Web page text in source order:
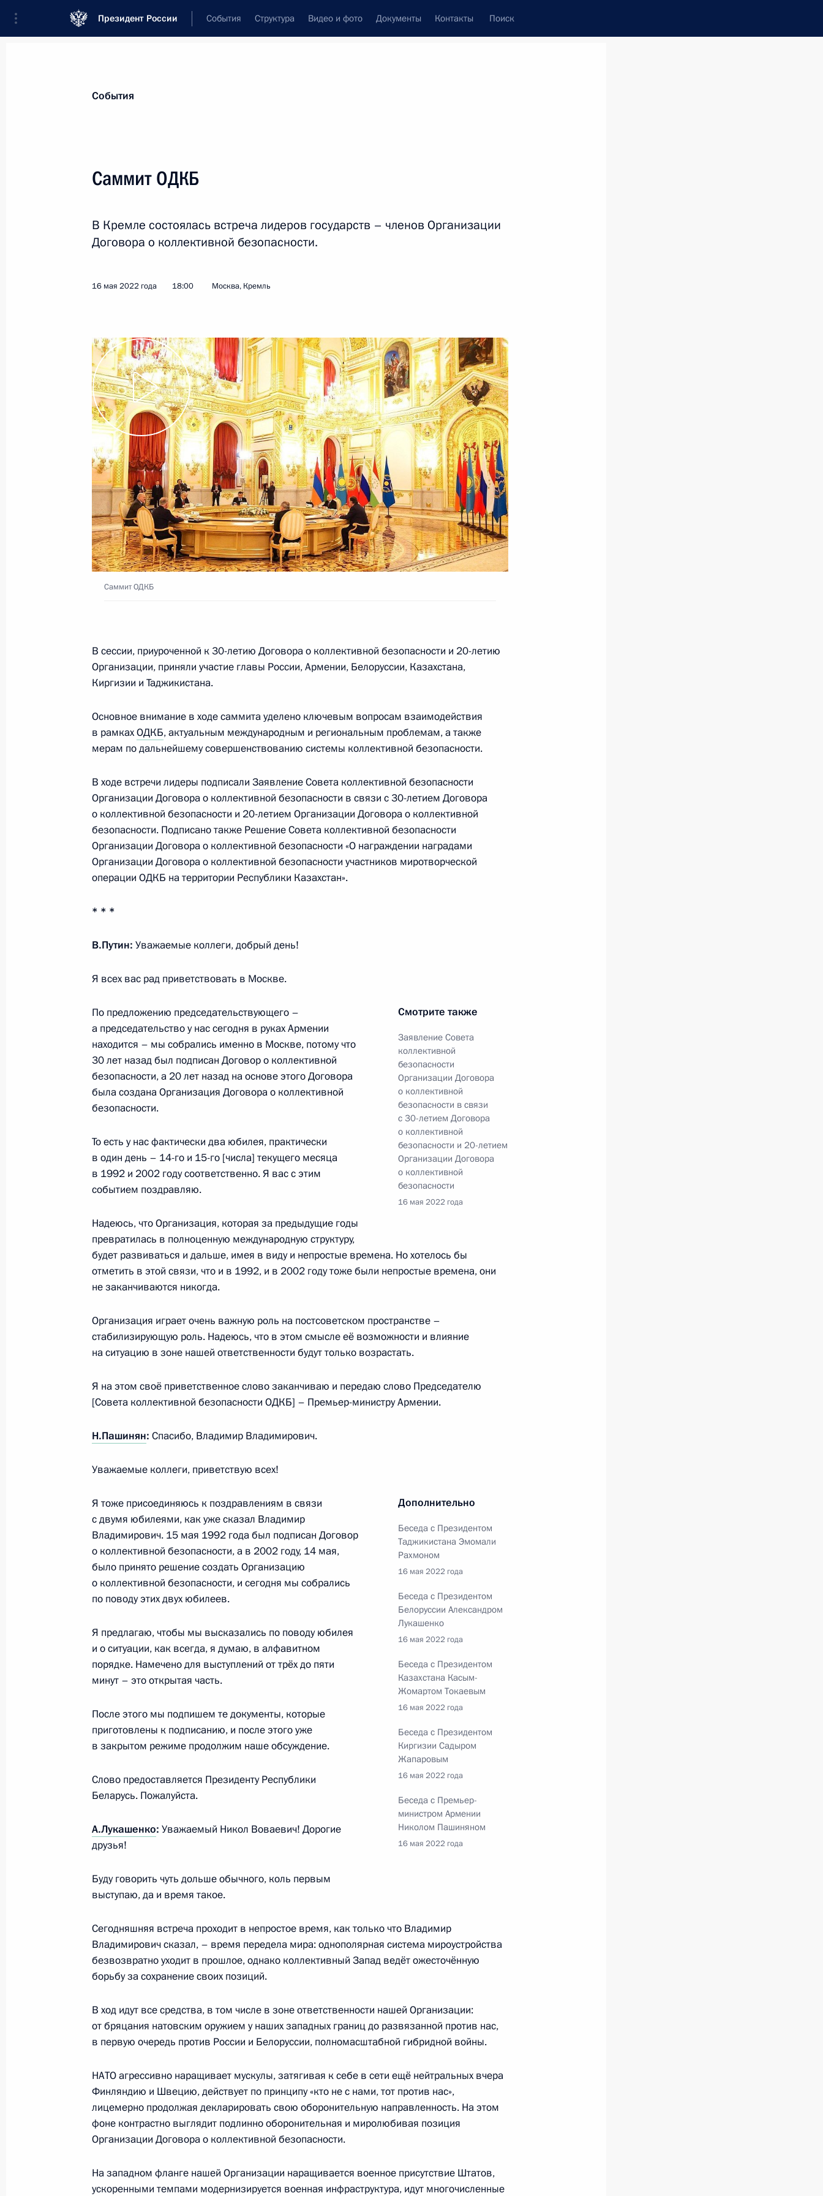
Президент России События Структура Видео и фото Документы Контакты Поиск
Лента событий Подписаться на ленту
Показать следующие материалы
Встреча с Президентом Киргизии Садыром Жапаровым
8 мая 2023 года, 16:50
8 мая в Москве состоятся российско-киргизские переговоры
5 мая 2023 года, 17:00
Телефонный разговор с Президентом Киргизии Садыром
Жапаровым
10 апреля 2023 года, 11:50
Посещение Русского музея
Заседание Высшего Евразийского экономического совета
9 декабря 2022 года, 12:50
Телефонный разговор с Президентом Киргизии Садыром
Жапаровым
Саммит ОДКБ
23 ноября 2022 года, 19:20
Саммит Россия – Центральная Азия
Встреча с Президентом Киргизии Садыром Жапаровым
13 октября 2022 года, 15:15
Телефонные разговоры с Президентом Киргизии и Президентом
Таджикистана
Встреча с Президентом Киргизии Садыром Жапаровым
15 сентября 2022 года, 11:00
Заседание Высшего Евразийского экономического совета
27 мая 2022 года, 14:20
Первый Евразийский экономический форум
26 мая 2022 года, 14:25
Беседа с Президентом Киргизии Садыром Жапаровым
16 мая 2022 года, 18:00
Телефонный разговор с Президентом Киргизии Садыром
Жапаровым
26 февраля 2022 года, 12:35
Телефонный разговор с Президентом Киргизии Садыром
Жапаровым
Совместное заседание глав государств – членов ШОС и ОДКБ
Заседание Совета глав государств – членов ШОС
17 сентября 2021 года, 12:20
Сессия Совета коллективной безопасности ОДКБ
Поздравление Президенту Киргизии по случаю 30-летия
31 августа 2021 года, 10:00
Сессия Совета коллективной безопасности ОДКБ
23 августа 2021 года, 13:15
Встреча с Президентом Киргизии Садыром Жапаровым
24 мая 2021 года, 14:15
События
Саммит ОДКБ
В Кремле состоялась встреча лидеров государств – членов Организации
Договора о коллективной безопасности.
16 мая 2022 года 18:00 Москва, Кремль
Саммит ОДКБ
В сессии, приуроченной к 30-летию Договора о коллективной безопасности и 20-летию
Организации, приняли участие главы России, Армении, Белоруссии, Казахстана,
Киргизии и Таджикистана.
Основное внимание в ходе саммита уделено ключевым вопросам взаимодействия
в рамкахОДКБ, актуальным международным и региональным проблемам, а также
мерам по дальнейшему совершенствованию системы коллективной безопасности.
В ходе встречи лидеры подписали ЗаявлениеСовета коллективной безопасности
Организации Договора о коллективной безопасности в связи с 30-летием Договора
о коллективной безопасности и 20-летием Организации Договора о коллективной
безопасности. Подписано также Решение Совета коллективной безопасности
Организации Договора о коллективной безопасности «О награждении наградами
Организации Договора о коллективной безопасности участников миротворческой
операции ОДКБ на территории Республики Казахстан».
* * *
В.Путин: Уважаемые коллеги, добрый день!
Я всех вас рад приветствовать в Москве.
Смотрите также
Заявление Совета
коллективной
безопасности
Организации Договора
о коллективной
безопасности в связи
с 30-летием Договора
о коллективной
безопасности и 20-летием
Организации Договора
о коллективной
безопасности
16 мая 2022 года
По предложению председательствующего –
а председательство у нас сегодня в руках Армении
находится – мы собрались именно в Москве, потому что
30 лет назад был подписан Договор о коллективной
безопасности, а 20 лет назад на основе этого Договора
была создана Организация Договора о коллективной
безопасности.
То есть у нас фактически два юбилея, практически
в один день – 14-го и 15-го [числа] текущего месяца
в 1992 и 2002 году соответственно. Я вас с этим
событием поздравляю.
Надеюсь, что Организация, которая за предыдущие годы
превратилась в полноценную международную структуру,
будет развиваться и дальше, имея в виду и непростые времена. Но хотелось бы
отметить в этой связи, что и в 1992, и в 2002 году тоже были непростые времена, они
не заканчиваются никогда.
Организация играет очень важную роль на постсоветском пространстве –
стабилизирующую роль. Надеюсь, что в этом смысле её возможности и влияние
на ситуацию в зоне нашей ответственности будут только возрастать.
Я на этом своё приветственное слово заканчиваю и передаю слово Председателю
[Совета коллективной безопасности ОДКБ] – Премьер-министру Армении.
Н.Пашинян: Спасибо, Владимир Владимирович.
Уважаемые коллеги, приветствую всех!
Дополнительно
Беседа с Президентом
Таджикистана Эмомали
Рахмоном
16 мая 2022 года
Беседа с Президентом
Белоруссии Александром
Лукашенко
16 мая 2022 года
Беседа с Президентом
Казахстана Касым-
Жомартом Токаевым
16 мая 2022 года
Беседа с Президентом
Киргизии Садыром
Жапаровым
16 мая 2022 года
Беседа с Премьер-
министром Армении
Николом Пашиняном
16 мая 2022 года
Я тоже присоединяюсь к поздравлениям в связи
с двумя юбилеями, как уже сказал Владимир
Владимирович. 15 мая 1992 года был подписан Договор
о коллективной безопасности, а в 2002 году, 14 мая,
было принято решение создать Организацию
о коллективной безопасности, и сегодня мы собрались
по поводу этих двух юбилеев.
Я предлагаю, чтобы мы высказались по поводу юбилея
и о ситуации, как всегда, я думаю, в алфавитном
порядке. Намечено для выступлений от трёх до пяти
минут – это открытая часть.
После этого мы подпишем те документы, которые
приготовлены к подписанию, и после этого уже
в закрытом режиме продолжим наше обсуждение.
Слово предоставляется Президенту Республики
Беларусь. Пожалуйста.
А.Лукашенко: Уважаемый Никол Воваевич! Дорогие
друзья!
Буду говорить чуть дольше обычного, коль первым
выступаю, да и время такое.
Сегодняшняя встреча проходит в непростое время, как только что Владимир
Владимирович сказал, – время передела мира: однополярная система мироустройства
безвозвратно уходит в прошлое, однако коллективный Запад ведёт ожесточённую
борьбу за сохранение своих позиций.
В ход идут все средства, в том числе в зоне ответственности нашей Организации:
от бряцания натовским оружием у наших западных границ до развязанной против нас,
в первую очередь против России и Белоруссии, полномасштабной гибридной войны.
НАТО агрессивно наращивает мускулы, затягивая к себе в сети ещё нейтральных вчера
Финляндию и Швецию, действует по принципу «кто не с нами, тот против нас»,
лицемерно продолжая декларировать свою оборонительную направленность. На этом
фоне контрастно выглядит подлинно оборонительная и миролюбивая позиция
Организации Договора о коллективной безопасности.
На западном фланге нашей Организации наращивается военное присутствие Штатов,
ускоренными темпами модернизируется военная инфраструктура, идут многочисленные